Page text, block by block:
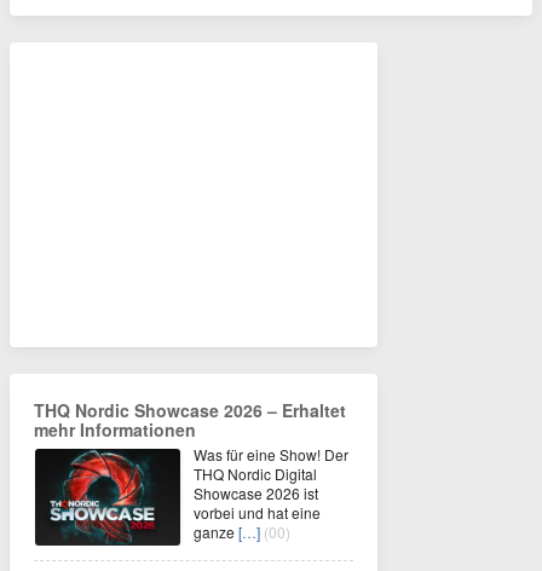
THQ Nordic Showcase 2026 – Erhaltet
mehr Informationen
Was für eine Show! Der
THQ Nordic Digital
Showcase 2026 ist
vorbei und hat eine
ganze […] (00)